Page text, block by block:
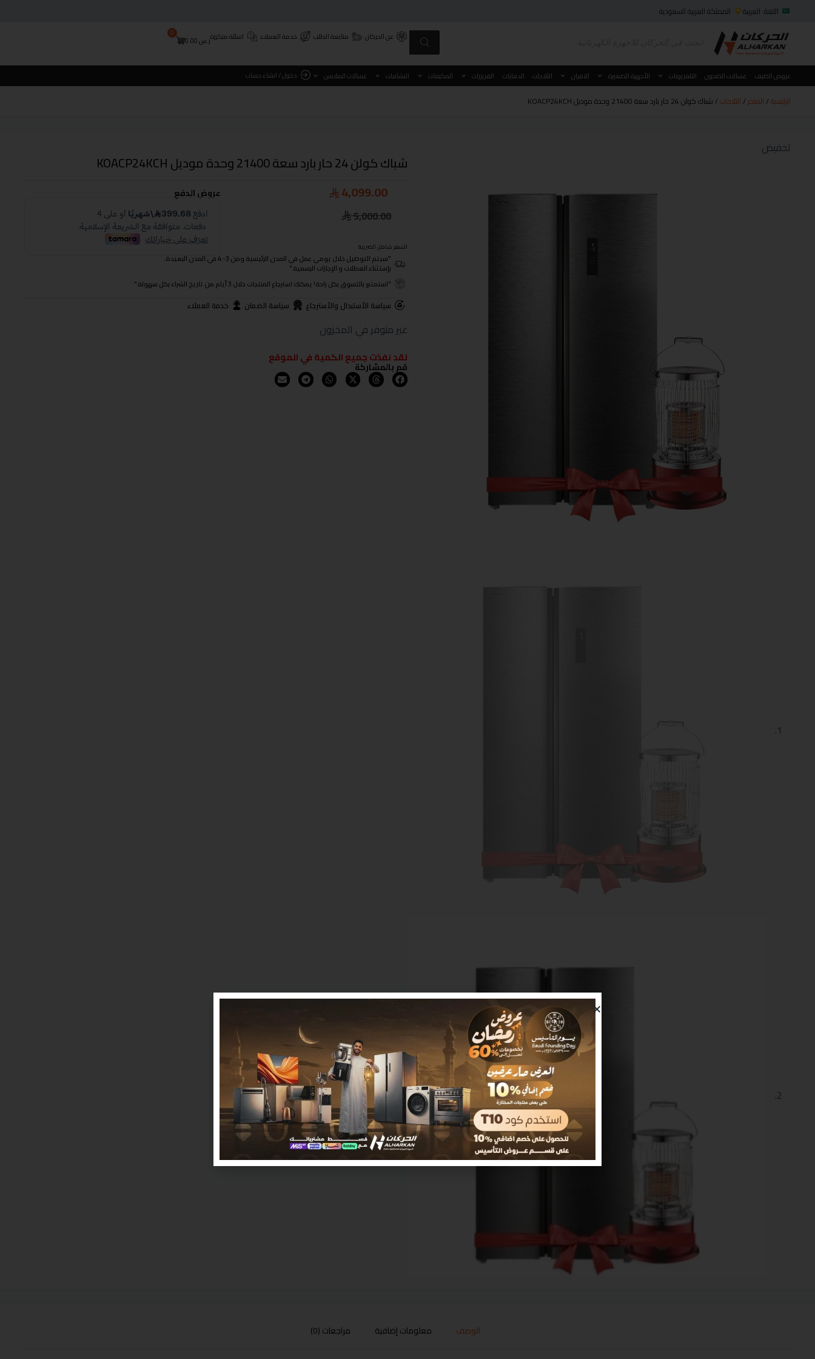
اللغة: العربية المملكة العربية السعودية
عن الحركان متابعة الطلب خدمة العملاء اسئلة متكررةر.س0.00
0
عروض الصيف غسالات الصحون التلفزيونات الأجهزة الصغيرة الافران الثلاجات الدفايات الفريزرات المكيفات النشافات غسالات الملابس دخول / انشاء حساب
الرئيسية/ المتجر / الثلاجات/ شباك كولن 24 حار بارد سعة 21400 وحدة موديل KOACP24KCH
تخفيض
شباك كولن 24 حار بارد سعة 21400 وحدة موديل KOACP24KCH
5,000.00
4,099.00
السعر شامل الضريبة
عروض الدفع
"سيتم التوصيل خلال يومي عمل في المدن الرئيسية ومن 3- 4 في المدن البعيدة.
بإستثناء العطلات و الإجازات الرسمية."
"استمتع بالتسوق بكل راحة! يمكنك استرجاع المنتجات خلال 3 أيام من تاريخ الشراء بكل سهولة."
سياسة الأستبدال والأسترجاع سياسة الضمان خدمة العملاء
غير متوفر في المخزون
لقد نفذت جميع الكمية في الموقع
قم بالمشاركة
الوصف معلومات إضافية مراجعات (0)